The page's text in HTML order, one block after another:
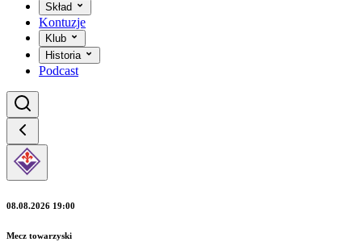
Skład
Kontuzje
Klub
Historia
Podcast
08.08.2026 19:00
Mecz towarzyski